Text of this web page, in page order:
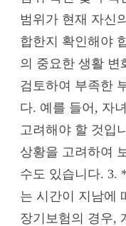
범위가 현재 자신
합한지 확인해야
의 중요한 생활 변
검토하여 부족한
다. 예를 들어, 자
고려해야 할 것입
상황을 고려하여
수도 있습니다. 3.
는 시간이 지남에
장기보험의 경우,